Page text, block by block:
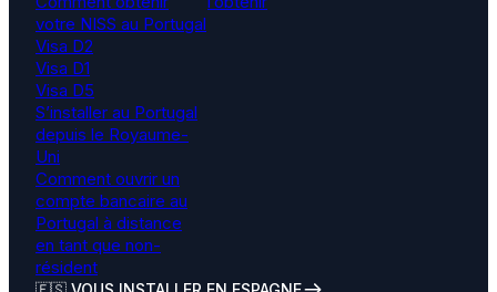
votre NISS au Portugal
Visa D2
Visa D1
Visa D5
S’installer au Portugal
depuis le Royaume-
Uni
Comment ouvrir un
compte bancaire au
Portugal à distance
en tant que non-
résident